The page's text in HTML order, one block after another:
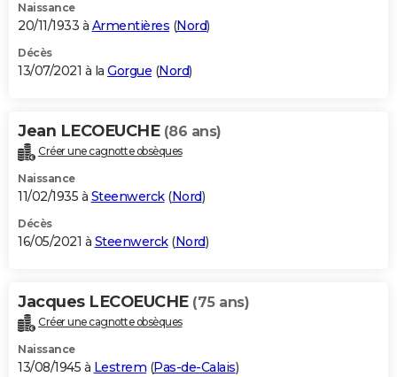
Naissance
20/11/1933 à Armentières (Nord)
Décès
13/07/2021 à la Gorgue (Nord)
Jean LECOEUCHE (86 ans)
Créer une cagnotte obsèques
Naissance
11/02/1935 à Steenwerck(Nord)
Décès
16/05/2021 à Steenwerck(Nord)
Jacques LECOEUCHE (75 ans)
Créer une cagnotte obsèques
Naissance
13/08/1945 à Lestrem (Pas-de-Calais)